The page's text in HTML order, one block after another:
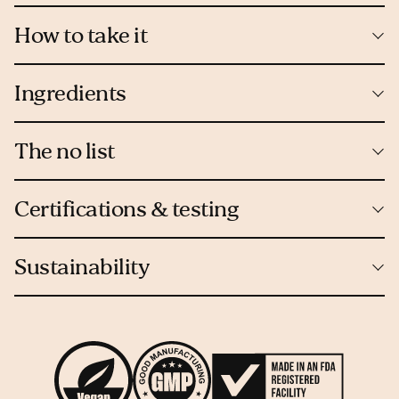
How to take it
Ingredients
The no list
Certifications & testing
Sustainability